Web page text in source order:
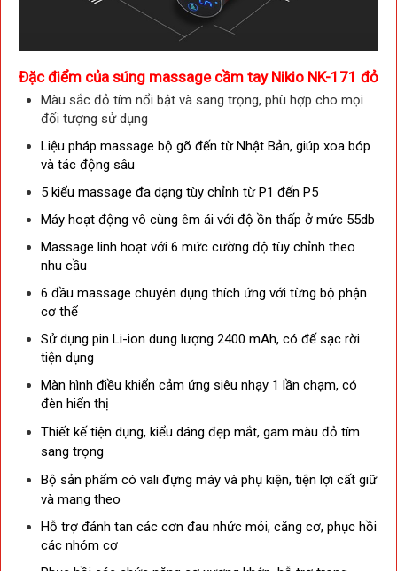
Đặc điểm của súng massage cầm tay Nikio NK-171 đỏ
Màu sắc đỏ tím nổi bật và sang trọng, phù hợp cho mọi
đối tượng sử dụng
Liệu pháp massage bộ gõ đến từ Nhật Bản, giúp xoa bóp
và tác động sâu
5 kiểu massage đa dạng tùy chỉnh từ P1 đến P5
Máy hoạt động vô cùng êm ái với độ ồn thấp ở mức 55db
Massage linh hoạt với 6 mức cường độ tùy chỉnh theo
nhu cầu
6 đầu massage chuyên dụng thích ứng với từng bộ phận
cơ thể
Sử dụng pin Li-ion dung lượng 2400 mAh, có đế sạc rời
tiện dụng
Màn hình điều khiển cảm ứng siêu nhạy 1 lần chạm, có
đèn hiển thị
Thiết kế tiện dụng, kiểu dáng đẹp mắt, gam màu đỏ tím
sang trọng
Bộ sản phẩm có vali đựng máy và phụ kiện, tiện lợi cất giữ
và mang theo
Hỗ trợ đánh tan các cơn đau nhức mỏi, căng cơ, phục hồi
các nhóm cơ